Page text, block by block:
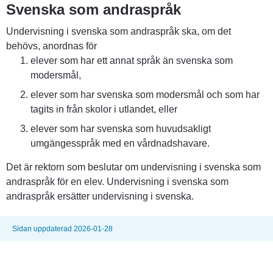
Svenska som andraspråk
Undervisning i svenska som andraspråk ska, om det
behövs, anordnas för
elever som har ett annat språk än svenska som
modersmål,
elever som har svenska som modersmål och som har
tagits in från skolor i utlandet, eller
elever som har svenska som huvudsakligt
umgängesspråk med en vårdnadshavare.
Det är rektorn som beslutar om undervisning i svenska som
andraspråk för en elev. Undervisning i svenska som
andraspråk ersätter undervisning i svenska.
Sidan uppdaterad 2026-01-28